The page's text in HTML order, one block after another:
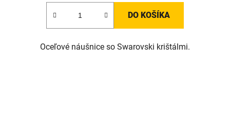
DO KOŠÍKA
Oceľové náušnice so Swarovski krištálmi.